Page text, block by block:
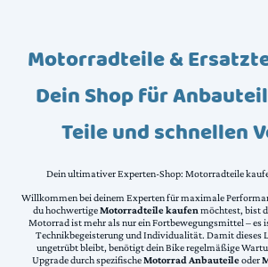
Motorradteile &
Dein Shop für
Teile und schnellen
Dein ultimativer Experten-Shop: Motorradteile
Willkommen bei deinem Experten für maximale
du hochwertigeMotorradteile kaufen möchtest, bist
Motorrad ist mehr als nur ein Fortbewegungsmittel – es
Technikbegeisterung und Individualität. Damit dieses
ungetrübt bleibt, benötigt dein Bike regelmäßige
Upgrade durch spezifischeMotorrad Anbauteileoder